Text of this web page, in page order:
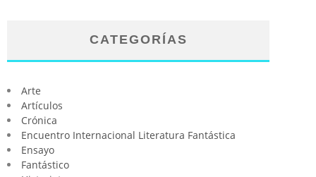
CATEGORÍAS
Arte
Artículos
Crónica
Encuentro Internacional Literatura Fantástica
Ensayo
Fantástico